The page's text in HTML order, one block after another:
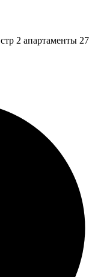
2 апартаменты 27